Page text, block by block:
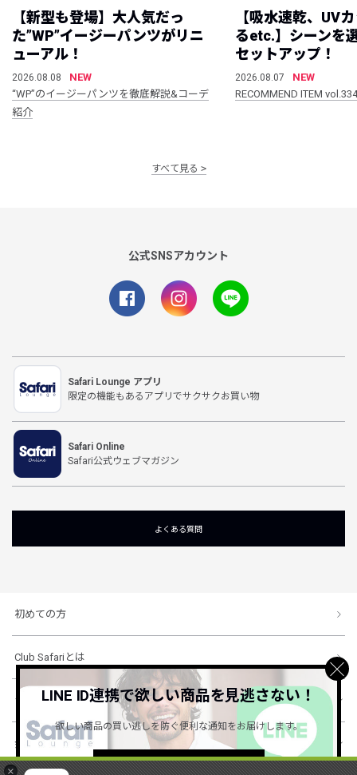
×
【新型も登場】大人気だっ
た”WP”イージーパンツがリニ
ューアル！
2026.08.08
NEW
“WP”のイージーパンツを徹底解説&コーデ
紹介
【吸水速乾、UV
るetc.】シーンを
セットアップ！
2026.08.07
NEW
RECOMMEND ITEM vol.334
すべて見る
公式SNSアカウント
Safari Lounge アプリ
限定の機能もあるアプリでサクサクお買い物
Safari Online
Safari公式ウェブマガジン
よくある質問
初めての方
Club Safariとは
ショッピングガイド
会社概要・規約
LINE ID連携で欲しい商品を見逃さない！
欲しい商品の買い逃しを防ぐ便利な通知をお届けします。
詳しくはこちら ＞